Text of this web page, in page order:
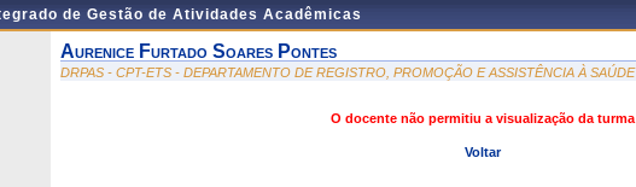
de Gestão de Atividades Acadêmicas
Aurenice Furtado Soares Pontes
DRPAS - CPT-ETS - DEPARTAMENTO DE REGISTRO, PROMOÇÃO E ASSISTÊNCIA À SAÚDE
O docente não permitiu a visualização da turma
Voltar